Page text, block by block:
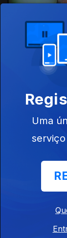
Uma